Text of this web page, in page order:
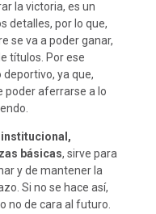
la victoria, es un
detalles, por lo que,
se va a poder ganar,
títulos. Por ese
ya que,
poder aferrarse a lo
institucional,
básicas, sirve para
y de mantener la
Si no se hace así,
no de cara al futuro.